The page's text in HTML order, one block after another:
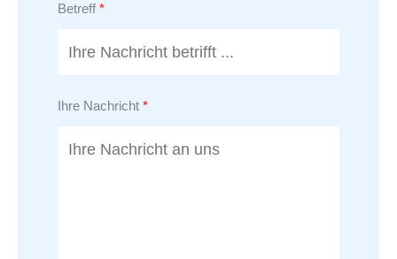
Betreff
Ihre Nachricht